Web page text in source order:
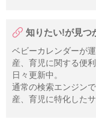
知りたい!が見つ
ベビーカレンダーが
産、育児に関する便
日々更新中。
通常の検索エンジン
産、育児に特化した